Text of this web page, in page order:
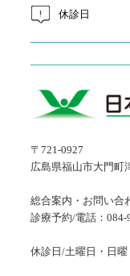
休診日
〒721-0927
広島県福山市大門
総合案内・お問い合
診療予約/電話：084-
休診日/土曜日・日